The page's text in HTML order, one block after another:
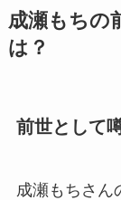
成瀬もちの
は？
前世として
成瀬もちさん